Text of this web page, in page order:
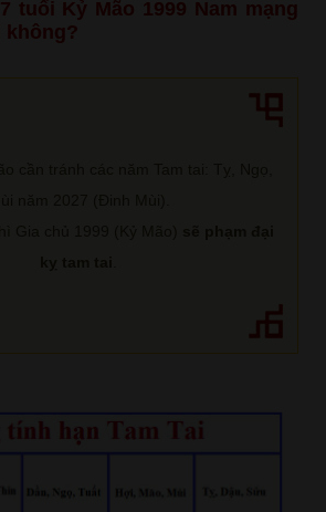
tuổi Kỷ Mão 1999 Nam mạng
không?